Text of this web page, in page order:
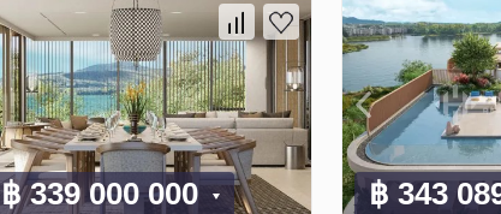
฿ 339 000 000 ฿ 343